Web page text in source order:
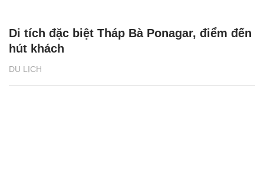
DU LỊCH
Di tích đặc biệt Tháp Bà Ponagar, điểm đến
hút khách